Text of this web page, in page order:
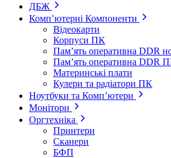
ДБЖ
Комп’ютерні Компоненти
Відеокарти
Корпуси ПК
Пам’ять оперативна DDR
Пам’ять оперативна DDR
Материнські плати
Кулери та радіатори ПК
Ноутбуки та Комп’ютери
Монітори
Оргтехніка
Принтери
Сканери
БФП